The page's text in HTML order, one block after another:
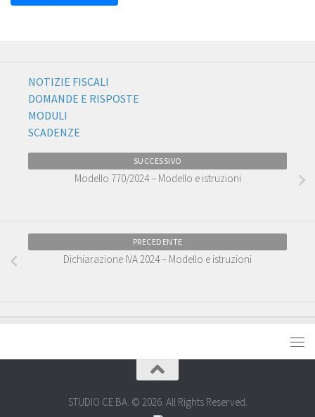
NOTIZIE FISCALI
DOMANDE E RISPOSTE
MODULI
SCADENZE
SUCCESSIVO
Modello 770/2024 – Modello e istruzioni
PRECEDENTE
Dichiarazione IVA 2024 – Modello e istruzioni
STUDIO CE.BA. © 2026. All Rights Reserved.